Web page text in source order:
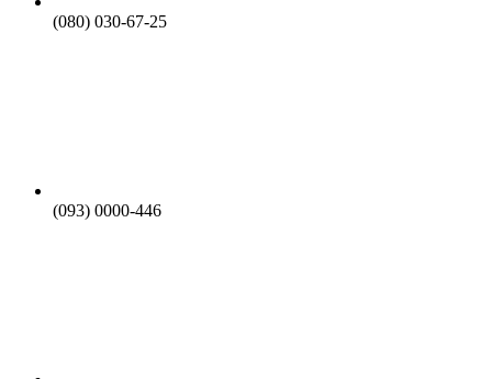
(080) 030-67-25
(093) 0000-446